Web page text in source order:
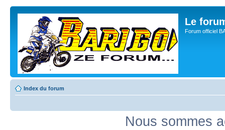
Le
Forum officiel
Index du forum
Nous sommes